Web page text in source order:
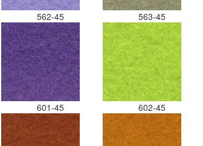
562-45 563-45
601-45 602-45